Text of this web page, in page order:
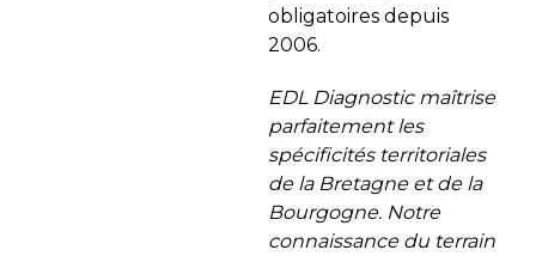
obligatoires depuis
2006.
EDL Diagnostic maîtrise
parfaitement les
spécificités territoriales
de la Bretagne et de la
Bourgogne. Notre
connaissance du terrain